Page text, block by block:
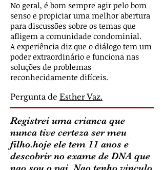
No geral, é bom sempre agir pelo bom
senso e propiciar uma melhor abertura
para discussões sobre os temas que
afligem a comunidade condominial.
A experiência diz que o diálogo tem um
poder extraordinário e funciona nas
soluções de problemas
reconhecidamente difíceis.
Pergunta de Esther Vaz.
Registrei uma crianca que
nunca tive certeza ser meu
filho.hoje ele tem 11 anos e
descobrir no exame de DNA que